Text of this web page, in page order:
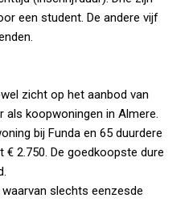
een student. De andere vijf
zicht op het aanbod van
als koopwoningen in Almere.
bij Funda en 65 duurdere
2.750. De goedkoopste dure
slechts eenzesde